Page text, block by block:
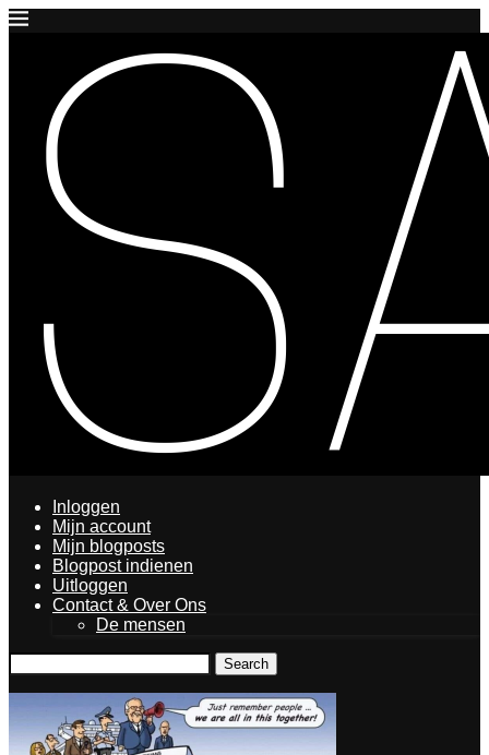
Inloggen
Mijn account
Mijn blogposts
Blogpost indienen
Uitloggen
Contact & Over Ons
De mensen
Search